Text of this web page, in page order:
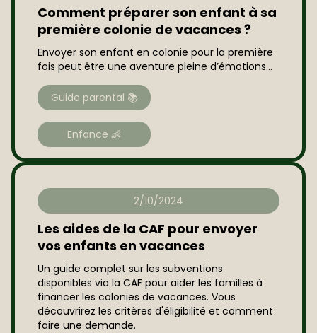
Comment préparer son enfant à sa
première colonie de vacances ?
Envoyer son enfant en colonie pour la première
fois peut être une aventure pleine d’émotions...
Guide parental 📚
Enfance 👶
2/10/2024
Les aides de la CAF pour envoyer
vos enfants en vacances
Un guide complet sur les subventions
disponibles via la CAF pour aider les familles à
financer les colonies de vacances. Vous
découvrirez les critères d'éligibilité et comment
faire une demande.